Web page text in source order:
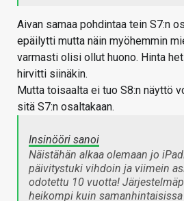
Aivan samaa pohdintaa tein S7:n
epäilytti mutta näin myöhemmin
varmasti olisi ollut huono. Hinta
hirvitti siinäkin.
Mutta toisaalta ei tuo S8:n näyttö
sitä S7:n osaltakaan.
Insinööri sanoi
Näistähän alkaa olemaan jo
päivitystuki vihdoin ja viimein
odotettu 10 vuotta!
heikompi kuin